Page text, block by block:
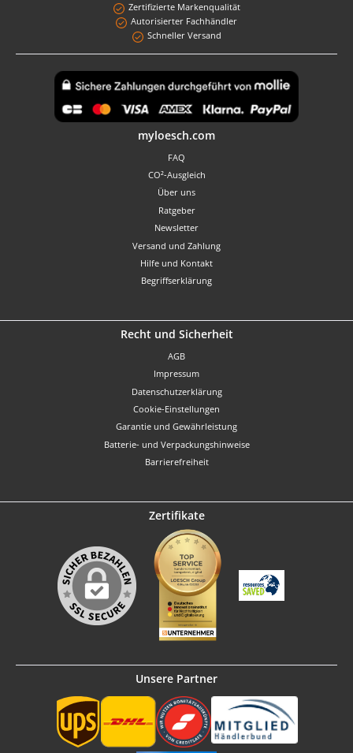
Zertifizierte Markenqualität
Autorisierter Fachhändler
Schneller Versand
myloesch.com
FAQ
CO²-Ausgleich
Über uns
Ratgeber
Newsletter
Versand und Zahlung
Hilfe und Kontakt
Begriffserklärung
Recht und Sicherheit
AGB
Impressum
Datenschutzerklärung
Cookie-Einstellungen
Garantie und Gewährleistung
Batterie- und Verpackungshinweise
Barrierefreiheit
Zertifikate
Unsere Partner